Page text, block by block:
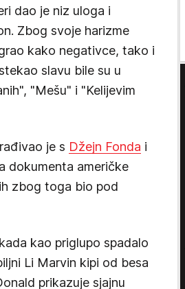
dao je niz uloga i
Zbog svoje harizme
kako negativce, tako i
slavu bile su u
"Mešu" i "Kelijevim
je s Džejn Fonda i
dokumenta američke
zbog toga bio pod
kao priglupo spadalo
Li Marvin kipi od besa
prikazuje sjajnu